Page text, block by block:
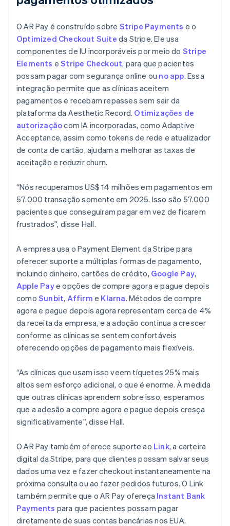
O AR Pay é construído sobre Stripe Payments e o
Optimized Checkout Suite da Stripe. Ele usa
componentes de IU incorporáveis por meio do Stripe
Elements eStripe Checkout, para que pacientes
possam pagar com segurança online ou no app. Essa
integração permite que as clínicas aceitem
pagamentos e recebam repasses sem sair da
plataforma da Aesthetic Record. Otimizações de
autorizaçãocom IA incorporadas, como Adaptive
Acceptance, assim como tokens de rede e atualizador
de conta de cartão, ajudam a melhorar as taxas de
aceitação e reduzir churn.
“Nós recuperamos US$ 14 milhões em pagamentos em
57.000 transação somente em 2025. Isso são 57.000
pacientes que conseguiram pagar em vez de ficarem
frustrados”, disse Hall.
A empresa usa o Payment Element da Stripe para
oferecer suporte a múltiplas formas de pagamento,
incluindo dinheiro, cartões de crédito, Google Pay,
Apple Paye opções de compre agora e pague depois
como Sunbit, Affirm e Klarna. Métodos de compre
agora e pague depois agora representam cerca de 4%
da receita da empresa, e a adoção continua a crescer
conforme as clínicas se sentem confortáveis
oferecendo opções de pagamento mais flexíveis.
“As clínicas que usam isso veem tíquetes 25% mais
altos sem esforço adicional, o que é enorme. À medida
que outras clínicas aprendem sobre isso, esperamos
que a adesão a compre agora e pague depois cresça
significativamente”, disse Hall.
O AR Pay também oferece suporte ao Link, a carteira
digital da Stripe, para que clientes possam salvar seus
dados uma vez e fazer checkout instantaneamente na
próxima consulta ou ao fazer pedidos futuros. O Link
também permite que o AR Pay ofereça Instant Bank
Payments para que pacientes possam pagar
diretamente de suas contas bancárias nos EUA.